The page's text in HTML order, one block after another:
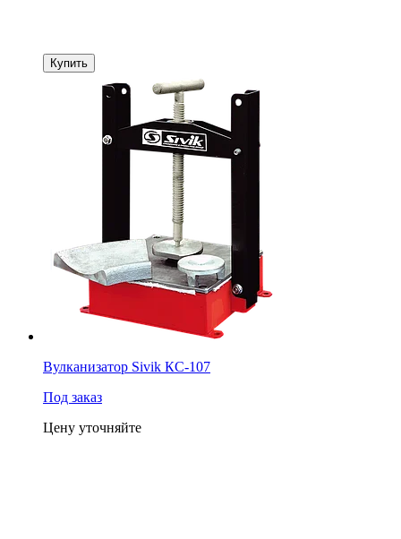
Купить
Вулканизатор Sivik КС-107
Под заказ
Цену уточняйте